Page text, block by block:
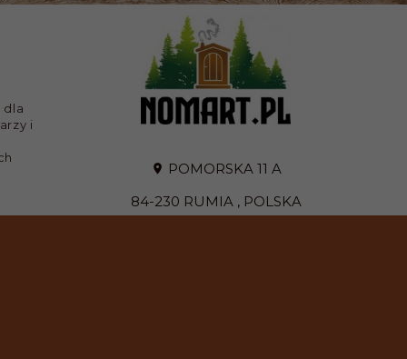
dla
i
POMORSKA 11 A
84-230 RUMIA , POLSKA